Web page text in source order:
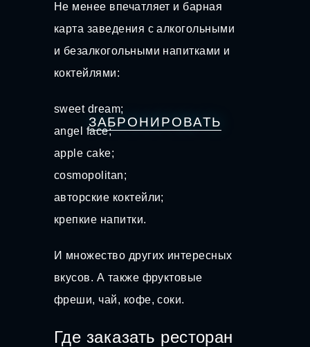
Не менее впечатляет и барная
карта заведения с алкогольными
и безалкогольными напитками и
коктейлями:
sweet dream;
angel face;
apple cake;
cosmopolitan;
авторские коктейли;
крепкие напитки.
И множество других интересных
вкусов. А также фруктовые
фреши, чай, кофе, соки.
Где заказать ресторан
ЗАБРОНИРОВАТЬ